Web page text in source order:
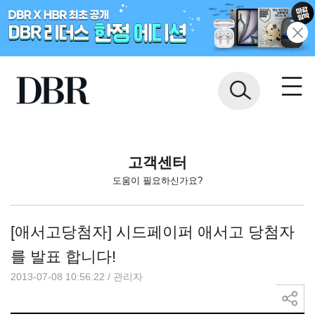
고객센터
도움이 필요하신가요?
[애서고당첨자] 시드페이퍼 애서고 당첨자
를 발표 합니다!
2013-07-08 10:56:22 / 관리자